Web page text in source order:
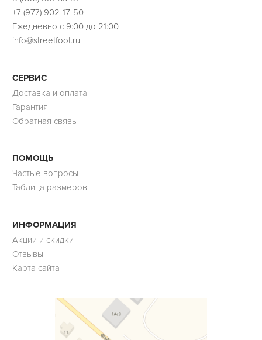
+7 (977) 902-17-50
Ежедневно с 9:00 до 21:00
info@streetfoot.ru
СЕРВИС
Доставка и оплата
Гарантия
Обратная связь
ПОМОЩЬ
Частые вопросы
Таблица размеров
ИНФОРМАЦИЯ
Акции и скидки
Отзывы
Карта сайта